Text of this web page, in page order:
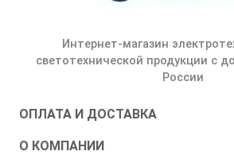
Интернет-магазин
светотехнической продукции с
России
ОПЛАТА И ДОСТАВКА
О КОМПАНИИ